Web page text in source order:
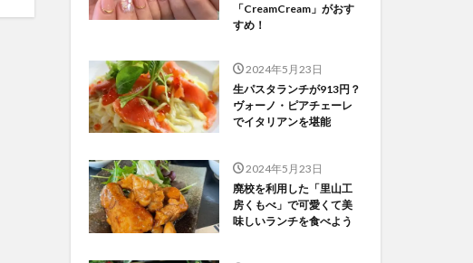
「CreamCream」がおす
すめ！
2024年5月23日
生パスタランチが913円？
ヴォーノ・ピアチェーレ
でイタリアンを堪能
2024年5月23日
廃校を利用した「里山工
房くもべ」で可愛くて美
味しいランチを食べよう